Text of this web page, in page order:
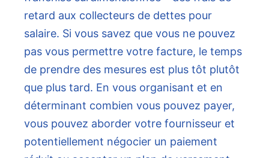
retard aux collecteurs de dettes pour
salaire. Si vous savez que vous ne pouvez
pas vous permettre votre facture, le temps
de prendre des mesures est plus tôt plutôt
que plus tard. En vous organisant et en
déterminant combien vous pouvez payer,
vous pouvez aborder votre fournisseur et
potentiellement négocier un paiement